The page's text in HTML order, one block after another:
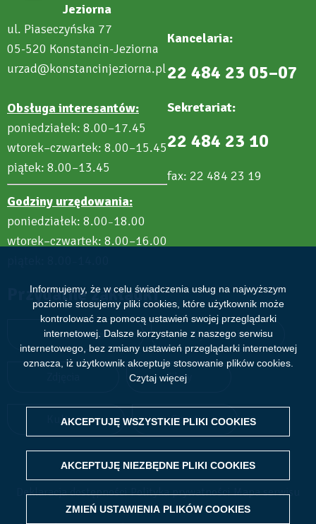
Informujemy, że w celu świadczenia usług na najwyższym
poziomie stosujemy pliki cookies, które użytkownik może
kontrolować za pomocą ustawień swojej przeglądarki
internetowej. Dalsze korzystanie z naszego serwisu
internetowego, bez zmiany ustawień przeglądarki internetowej
oznacza, iż użytkownik akceptuje stosowanie plików cookies.
Czytaj więcej
AKCEPTUJĘ WSZYSTKIE PLIKI COOKIES
AKCEPTUJĘ NIEZBĘDNE PLIKI COOKIES
WITHDRAW CONSENT
ZMIEŃ USTAWIENIA PLIKÓW COOKIES
Jeziorna
ul. Piaseczyńska 77
05-520 Konstancin-Jeziorna
urzad@konstancinjeziorna.pl
Obsługa interesantów:
poniedziałek: 8.00–17.45
wtorek–czwartek: 8.00–15.45
piątek: 8.00–13.45
Godziny urzędowania:
poniedziałek: 8.00–18.00
wtorek–czwartek: 8.00–16.00
Kancelaria:
22 484 23 05–07
Sekretariat:
22 484 23 10
fax: 22 484 23 19
Przydatne zakładki
Aktualności Wydarzenia
Filmy
Kultura Sport
Deklaracja dostępności Polityka prywatności Mapa serwisu